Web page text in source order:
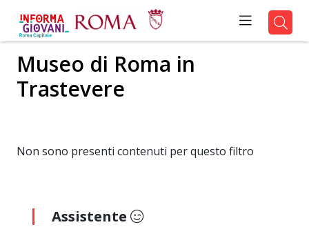
Museo di Roma in
Trastevere
Non sono presenti contenuti per questo filtro
Assistente